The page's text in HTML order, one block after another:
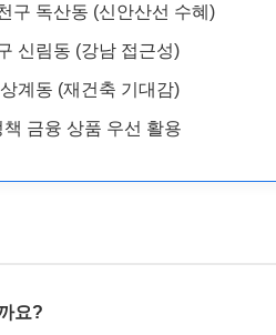
구 독산동 (신안산선 수혜)
신림동 (강남 접근성)
계동 (재건축 기대감)
금융 상품 우선 활용
요?